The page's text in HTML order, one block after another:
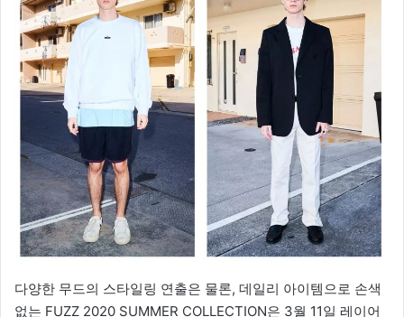
다양한 무드의 스타일링 연출은 물론, 데일리 아이템으로 손색
없는 FUZZ 2020 SUMMER COLLECTION은 3월 11일 레이어